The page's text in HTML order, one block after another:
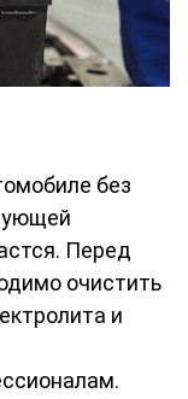
без
Перед
очистить
и